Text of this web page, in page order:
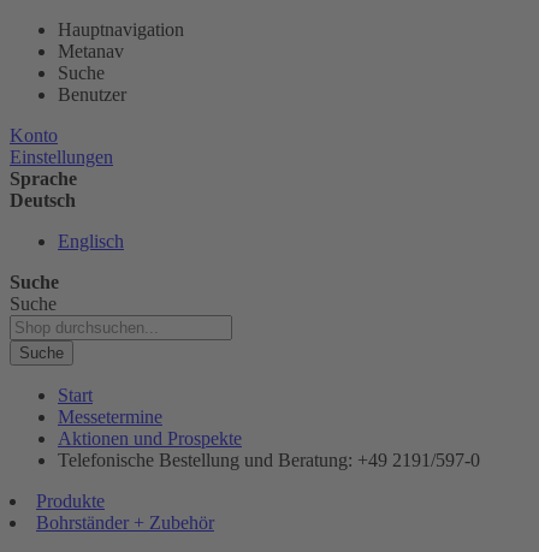
Hauptnavigation
Metanav
Suche
Benutzer
Konto
Einstellungen
Sprache
Deutsch
Englisch
Suche
Suche
Suche
Start
Messetermine
Aktionen und Prospekte
Telefonische Bestellung und Beratung: +49 2191/597-0
Produkte
Bohrständer + Zubehör